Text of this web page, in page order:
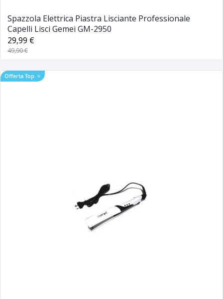
Spazzola Elettrica Piastra Lisciante Professionale
Capelli Lisci Gemei GM-2950
29,99 €
49,90 €
Offerta Top ⭐